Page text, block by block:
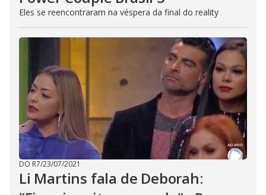
Eles se reencontraram na véspera da final do reality
DO R7/23/07/2021
Li Martins fala de Deborah: